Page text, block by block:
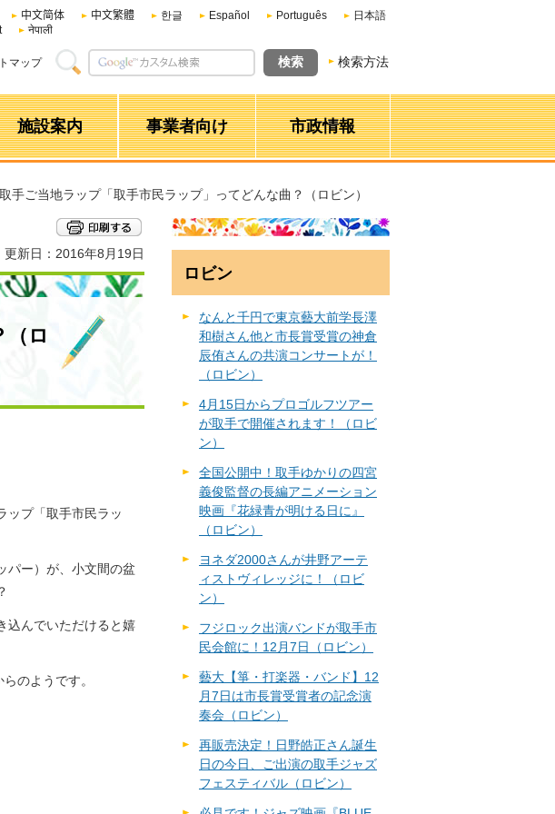
中文简体 中文繁體 한글 Español Português
日本語
नेपाली
マップ 検索方法
施設案内 事業者向け 市政情報
手ご当地ラップ「取手市民ラップ」ってどんな曲？（ロビン）
更新日：2016年8月19日
（ロ
ップ「取手市民ラッ
パー）が、小文間の盆
込んでいただけると嬉
のようです。
ロビン
なんと千円で東京藝大前学長澤
和樹さん他と市長賞受賞の神倉
辰侑さんの共演コンサートが！
（ロビン）
4月15日からプロゴルフツアー
が取手で開催されます！（ロビ
ン）
全国公開中！取手ゆかりの四宮
義俊監督の長編アニメーション
映画『花緑青が明ける日に』
（ロビン）
ヨネダ2000さんが井野アーテ
ィストヴィレッジに！（ロビ
ン）
フジロック出演バンドが取手市
民会館に！12月7日（ロビン）
藝大【箏・打楽器・バンド】12
月7日は市長賞受賞者の記念演
奏会（ロビン）
再販売決定！日野皓正さん誕生
日の今日、ご出演の取手ジャズ
フェスティバル（ロビン）